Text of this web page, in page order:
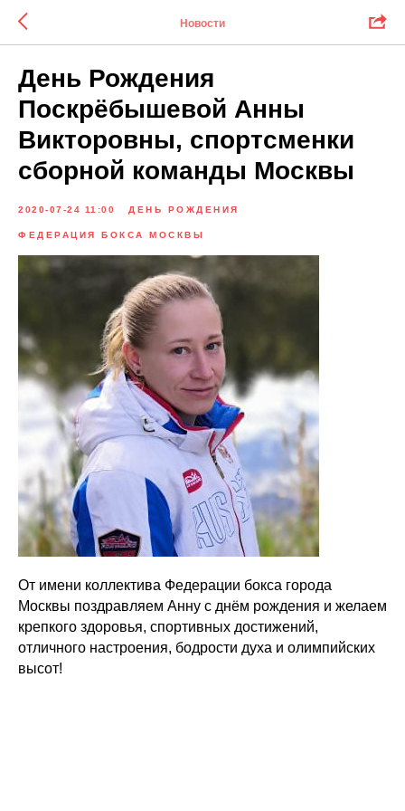
Новости
День Рождения
Поскрёбышевой Анны
Викторовны, спортсменки
сборной команды Москвы
2020-07-24 11:00 ДЕНЬ РОЖДЕНИЯ
ФЕДЕРАЦИЯ БОКСА МОСКВЫ
От имени коллектива Федерации бокса города
Москвы поздравляем Анну с днём рождения и желаем
крепкого здоровья, спортивных достижений,
отличного настроения, бодрости духа и олимпийских
высот!